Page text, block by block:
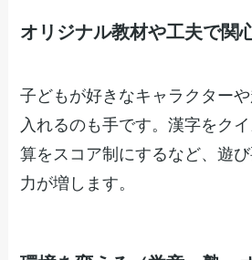
オリジナル教材や工夫で関
子どもが好きなキャラクター
入れるのも手です。漢字をク
算をスコア制にするなど、遊
力が増します。